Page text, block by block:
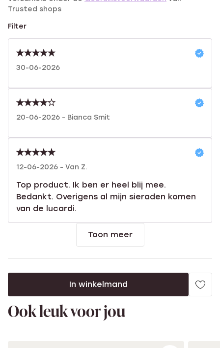
Trusted shops
Filter
30-06-2026
20-06-2026 - Bianca Smit
12-06-2026 - Van Z.
Top product. Ik ben er heel blij mee.
Bedankt. Overigens al mijn sieraden komen
van de lucardi.
Toon meer
In winkelmand
Ook leuk voor jou